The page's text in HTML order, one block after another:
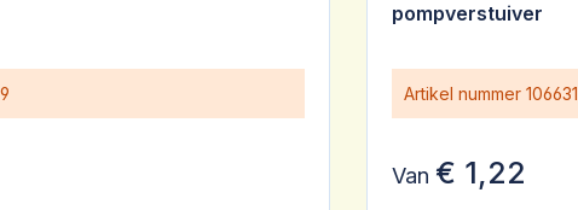
pompverstuiver
Artikel nummer 106631
Van € 1,22